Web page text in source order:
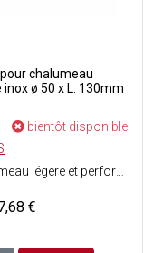
pour chalumeau
ø 50 x L. 130mm
bientôt disponible
€